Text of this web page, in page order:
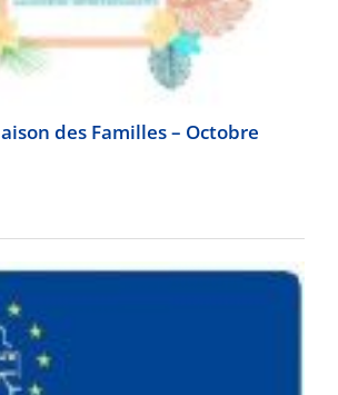
des Familles – Octobre